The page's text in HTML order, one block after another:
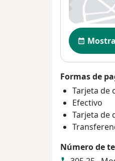
Formas de
Tarjeta de
Efectivo
Tarjeta de
Número de